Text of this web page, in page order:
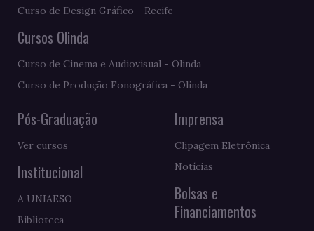
Curso de Design Gráfico - Recife
Cursos Olinda
Curso de Cinema e Audiovisual - Olinda
Curso de Produção Fonográfica - Olinda
Pós-Graduação
Ver cursos
Institucional
A UNIAESO
Biblioteca
Imprensa
Clipagem Eletrônica
Notícias
Bolsas e
Financiamentos